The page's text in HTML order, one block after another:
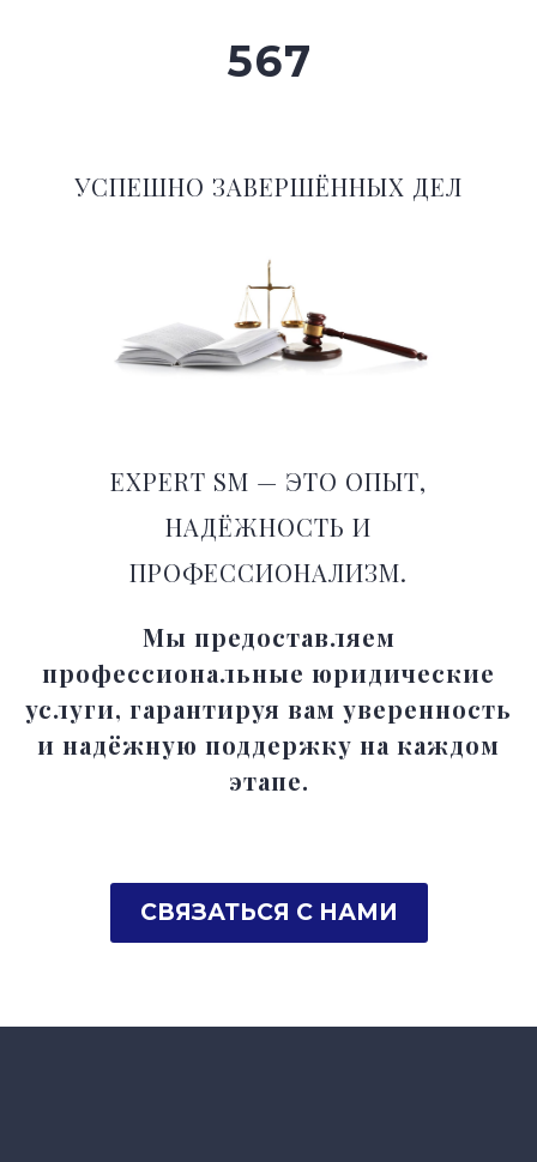
567
УСПЕШНО ЗАВЕРШЁННЫХ ДЕЛ
EXPERT SM — ЭТО ОПЫТ,
НАДЁЖНОСТЬ И
ПРОФЕССИОНАЛИЗМ.
Мы предоставляем
профессиональные юридические
услуги, гарантируя вам уверенность
и надёжную поддержку на каждом
этапе.
СВЯЗАТЬСЯ С НАМИ